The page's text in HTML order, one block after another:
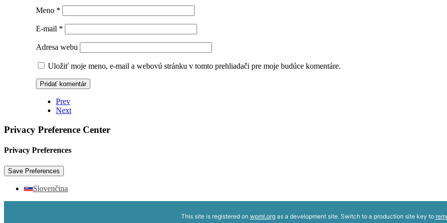
Meno *
E-mail *
Adresa webu
Uložiť moje meno, e-mail a webovú stránku v tomto prehliadači pre moje budúce komentáre.
Prev
Next
Privacy Preference Center
Privacy Preferences
Slovenčina
This site is registered on wpml.orgas a development site. Switch to a production site key to